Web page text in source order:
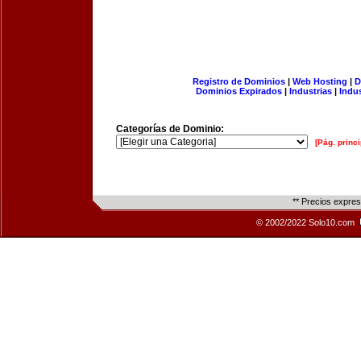
Registro de Dominios| Web Hosting |
Dominios Expirados | Industrias |
Categorías de Dominio:
[Pág.
** Precios
© 2002/2022 Solo10.com